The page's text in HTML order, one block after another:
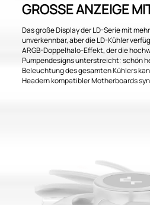
GROSSE ANZEIGE
Das große Display der LD-Serie mit
unverkennbar, aber die LD-Kühler
ARGB-Doppelhalo-Effekt, der die
Pumpendesigns unterstreicht: schön
Beleuchtung des gesamten Kühlers
Headern kompatibler Motherboards